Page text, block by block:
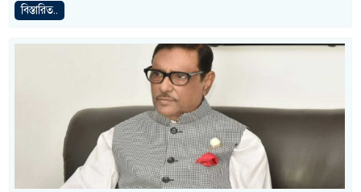
বিস্তারিত..